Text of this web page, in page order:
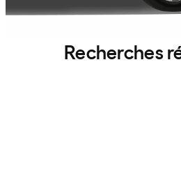
Recherches